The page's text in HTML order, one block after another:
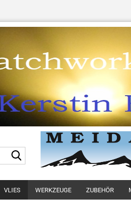
VLIES WERKZEUGE ZUBEHÖR